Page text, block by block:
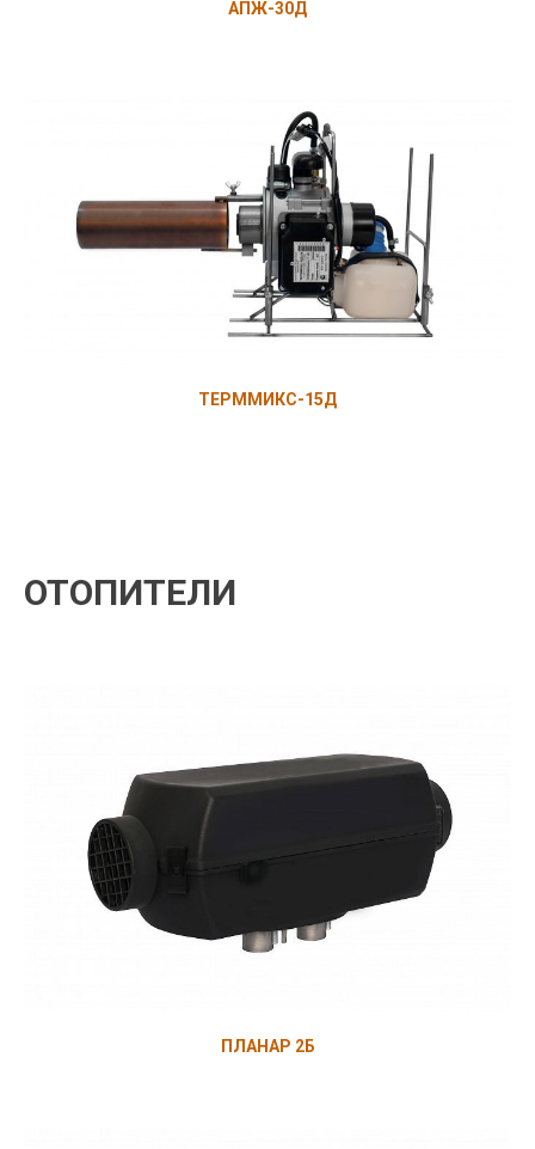
АПЖ-30Д
ТЕРММИКС-15Д
ОТОПИТЕЛИ
ПЛАНАР 2Б